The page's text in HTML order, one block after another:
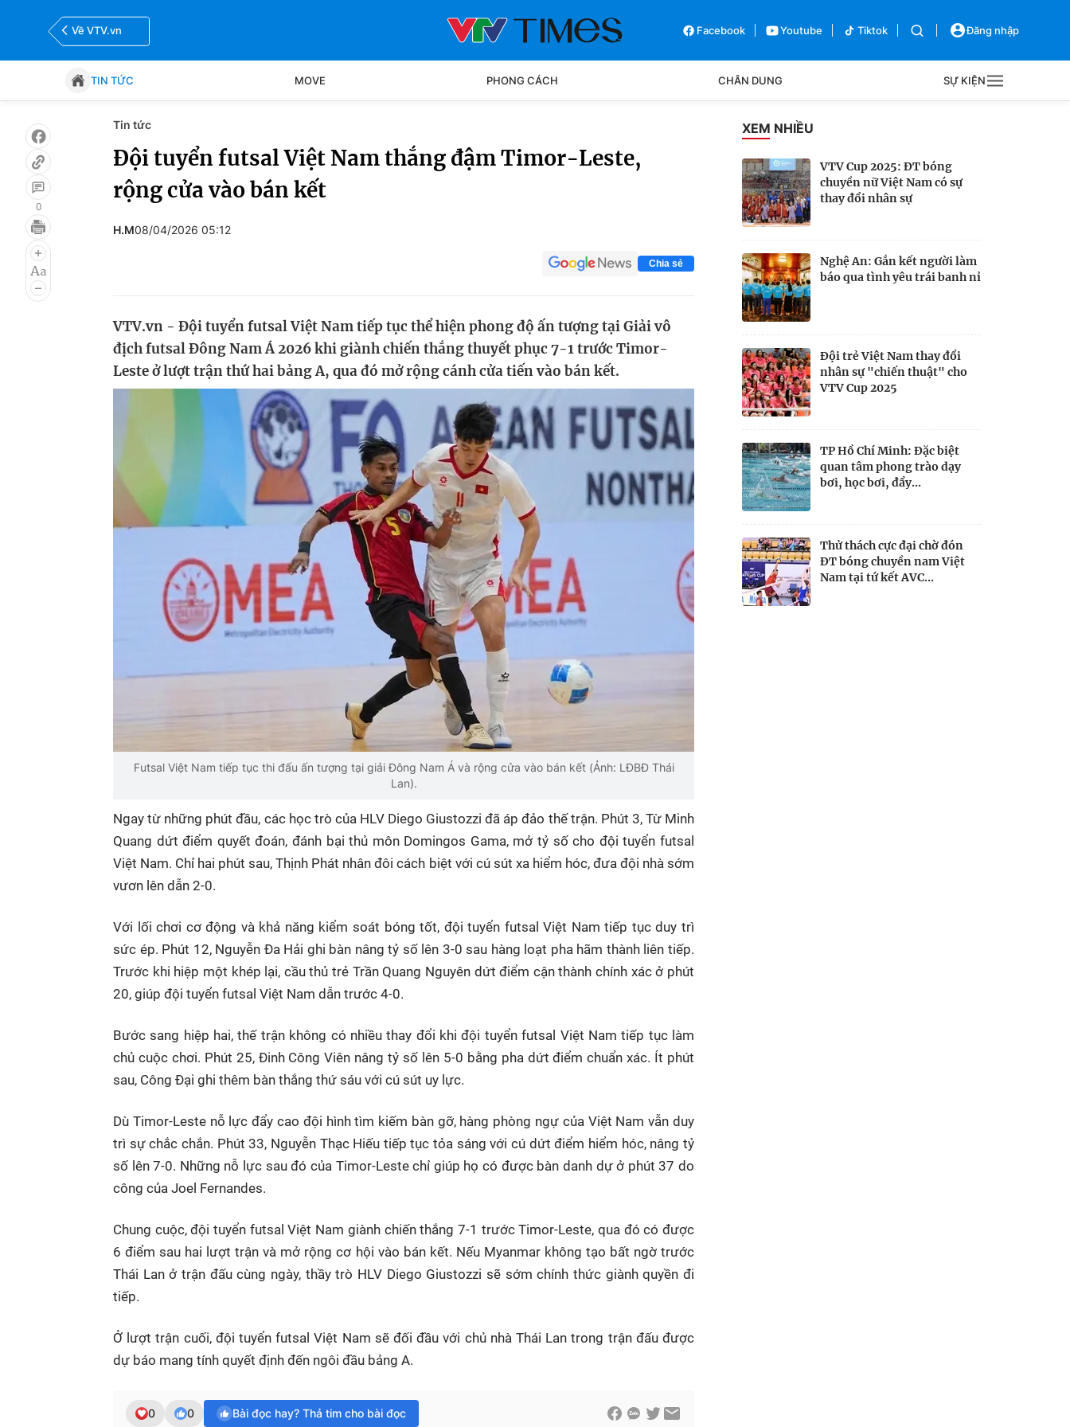
Về VTV.vn Facebook Youtube Tiktok Đăng nhập
TIN TỨC MOVE PHONG CÁCH CHÂN DUNG SỰ KIỆN
Tin tức
Bóng đá Thể thao Điện tử Bên lề
0
Tin tức
Đội tuyển futsal Việt Nam thắng đậm Timor-Leste,
rộng cửa vào bán kết
H.M08/04/2026 05:12
Chia sẻ
VTV.vn - Đội tuyển futsal Việt Nam tiếp tục thể hiện phong độ ấn tượng tại Giải vô
địch futsal Đông Nam Á 2026 khi giành chiến thắng thuyết phục 7-1 trước Timor-
Leste ở lượt trận thứ hai bảng A, qua đó mở rộng cánh cửa tiến vào bán kết.
Futsal Việt Nam tiếp tục thi đấu ấn tượng tại giải Đông Nam Á và rộng cửa vào bán kết (Ảnh: LĐBĐ Thái
Lan).
Ngay từ những phút đầu, các học trò của HLV Diego Giustozzi đã áp đảo thế trận. Phút 3, Từ Minh
Quang dứt điểm quyết đoán, đánh bại thủ môn Domingos Gama, mở tỷ số cho đội tuyển futsal
Việt Nam. Chỉ hai phút sau, Thịnh Phát nhân đôi cách biệt với cú sút xa hiểm hóc, đưa đội nhà sớm
vươn lên dẫn 2-0.
Với lối chơi cơ động và khả năng kiểm soát bóng tốt, đội tuyển futsal Việt Nam tiếp tục duy trì
sức ép. Phút 12, Nguyễn Đa Hải ghi bàn nâng tỷ số lên 3-0 sau hàng loạt pha hãm thành liên tiếp.
Trước khi hiệp một khép lại, cầu thủ trẻ Trần Quang Nguyên dứt điểm cận thành chính xác ở phút
20, giúp đội tuyển futsal Việt Nam dẫn trước 4-0.
Bước sang hiệp hai, thế trận không có nhiều thay đổi khi đội tuyển futsal Việt Nam tiếp tục làm
chủ cuộc chơi. Phút 25, Đinh Công Viên nâng tỷ số lên 5-0 bằng pha dứt điểm chuẩn xác. Ít phút
sau, Công Đại ghi thêm bàn thắng thứ sáu với cú sút uy lực.
Dù Timor-Leste nỗ lực đẩy cao đội hình tìm kiếm bàn gỡ, hàng phòng ngự của Việt Nam vẫn duy
trì sự chắc chắn. Phút 33, Nguyễn Thạc Hiếu tiếp tục tỏa sáng với cú dứt điểm hiểm hóc, nâng tỷ
số lên 7-0. Những nỗ lực sau đó của Timor-Leste chỉ giúp họ có được bàn danh dự ở phút 37 do
công của Joel Fernandes.
Chung cuộc, đội tuyển futsal Việt Nam giành chiến thắng 7-1 trước Timor-Leste, qua đó có được
6 điểm sau hai lượt trận và mở rộng cơ hội vào bán kết. Nếu Myanmar không tạo bất ngờ trước
Thái Lan ở trận đấu cùng ngày, thầy trò HLV Diego Giustozzi sẽ sớm chính thức giành quyền đi
tiếp.
Ở lượt trận cuối, đội tuyển futsal Việt Nam sẽ đối đầu với chủ nhà Thái Lan trong trận đấu được
dự báo mang tính quyết định đến ngôi đầu bảng A.
0 0 Bài đọc hay? Thả tim cho bài đọc
XEM NHIỀU
VTV Cup 2025: ĐT bóng
chuyền nữ Việt Nam có sự
thay đổi nhân sự
Nghệ An: Gắn kết người làm
báo qua tình yêu trái banh nỉ
Đội trẻ Việt Nam thay đổi
nhân sự "chiến thuật" cho
VTV Cup 2025
TP Hồ Chí Minh: Đặc biệt
quan tâm phong trào dạy
bơi, học bơi, đẩy...
Thử thách cực đại chờ đón
ĐT bóng chuyền nam Việt
Nam tại tứ kết AVC...